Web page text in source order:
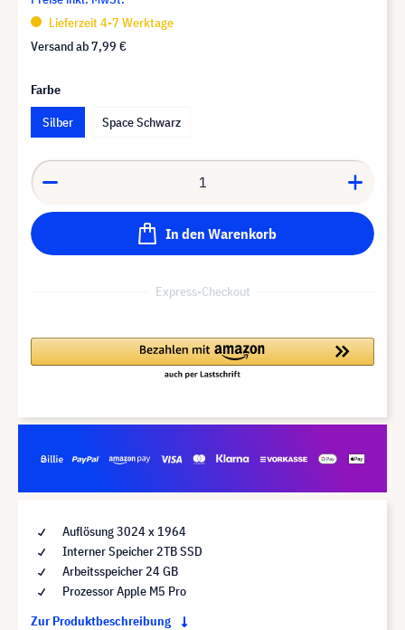
Lieferzeit 4-7 Werktage
Versand ab7,99 €
Farbe
Silber
Space Schwarz
In den Warenkorb
Express-Checkout
Auflösung 3024 x 1964
Interner Speicher 2TB SSD
Arbeitsspeicher 24 GB
Prozessor Apple M5 Pro
Zur Produktbeschreibung